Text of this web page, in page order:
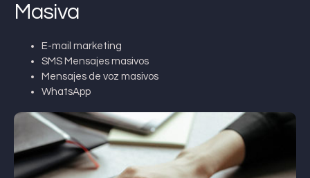
Masiva
E-mail marketing
SMS Mensajes masivos
Mensajes de voz masivos
WhatsApp